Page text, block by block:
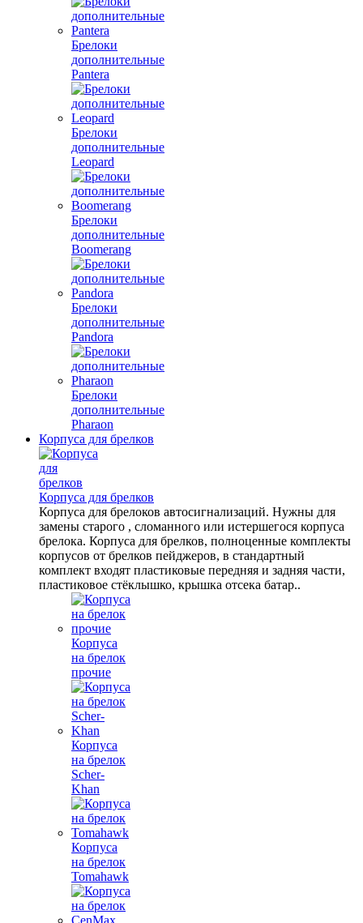
Брелоки
дополнительные
Pantera
Брелоки
дополнительные
Leopard
Брелоки
дополнительные
Boomerang
Брелоки
дополнительные
Pandora
Брелоки
дополнительные
Pharaon
Корпуса для брелков
Корпуса для брелков
Корпуса для брелоков автосигнализаций. Нужны для
замены старого , сломанного или истершегося корпуса
брелока. Корпуса для брелков, полноценные комплекты
корпусов от брелков пейджеров, в стандартный
комплект входят пластиковые передняя и задняя части,
пластиковое стёклышко, крышка отсека батар..
Корпуса
на брелок
прочие
Корпуса
на брелок
Scher-
Khan
Корпуса
на брелок
Tomahawk